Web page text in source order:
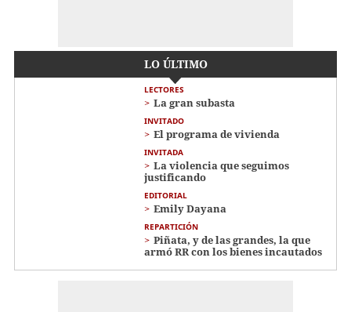
LO ÚLTIMO
LECTORES
La gran subasta
INVITADO
El programa de vivienda
INVITADA
La violencia que seguimos
justificando
EDITORIAL
Emily Dayana
REPARTICIÓN
Piñata, y de las grandes, la que
armó RR con los bienes incautados